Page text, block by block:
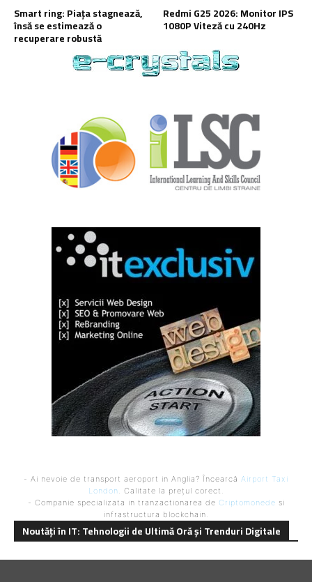
Smart ring: Piața stagnează,
însă se estimează o
recuperare robustă
Redmi G25 2026: Monitor IPS
1080P Viteză cu 240Hz
- Ai nevoie de transport aeroport in Anglia? Încearcă Airport Taxi
London. Calitate la prețul corect.
- Companie specializata in tranzactionarea de Criptomonede si
infrastructura blockchain.
Noutăți în IT: Tehnologii de Ultimă Oră și Trenduri Digitale